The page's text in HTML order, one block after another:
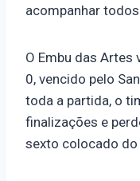
acompanhar
O Embu das Artes
0, vencido pelo
toda a partida, o
finalizações e
sexto colocado do